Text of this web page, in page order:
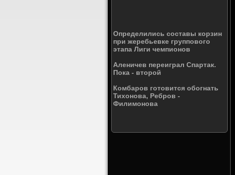
Определились составы корзин
при жеребьевке группового
этапа Лиги чемпионов
Аленичев переиграл Спартак.
Пока - второй
Комбаров готовится обогнать
Тихонова, Ребров -
Филимонова